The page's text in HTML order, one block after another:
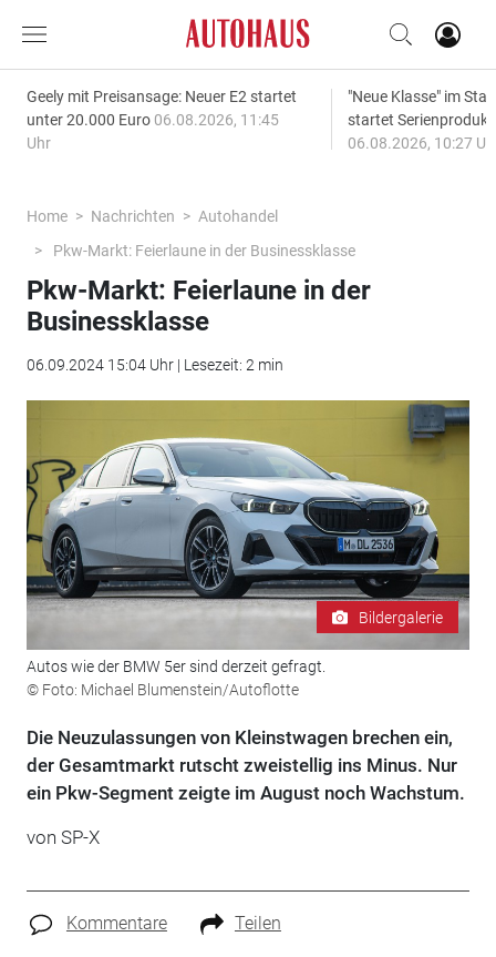
Geely mit Preisansage: Neuer E2 startet
unter 20.000 Euro 06.08.2026, 11:45
Uhr
"Neue Klasse" im
startet
06.08.2026, 10:27
Home Nachrichten
Autohandel
Pkw-Markt: Feierlaune in der Businessklasse
Pkw-Markt: Feierlaune in der
Businessklasse
06.09.2024 15:04 Uhr | Lesezeit: 2 min
Bildergalerie
Autos wie der BMW 5er sind derzeit gefragt.
© Foto: Michael Blumenstein/Autoflotte
Die Neuzulassungen von Kleinstwagen brechen ein,
der Gesamtmarkt rutscht zweistellig ins Minus. Nur
ein Pkw-Segment zeigte im August noch Wachstum.
von SP-X
Kommentare Teilen